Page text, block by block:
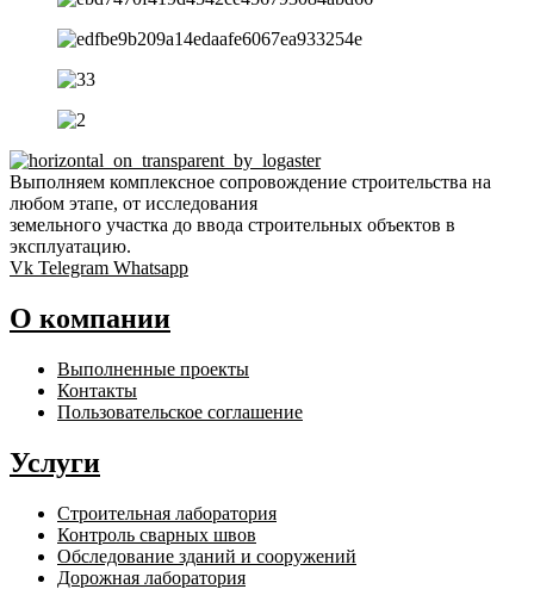
Выполняем комплексное сопровождение строительства на
любом этапе, от исследования
земельного участка до ввода строительных объектов в
эксплуатацию.
Vk Telegram Whatsapp
О компании
Выполненные проекты
Контакты
Пользовательское соглашение
Услуги
Строительная лаборатория
Контроль сварных швов
Обследование зданий и сооружений
Дорожная лаборатория